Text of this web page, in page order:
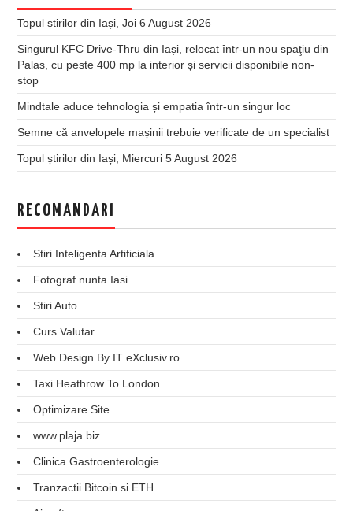
Topul știrilor din Iași, Joi 6 August 2026
Singurul KFC Drive-Thru din Iași, relocat într-un nou spaţiu din
Palas, cu peste 400 mp la interior și servicii disponibile non-
stop
Mindtale aduce tehnologia și empatia într-un singur loc
Semne că anvelopele mașinii trebuie verificate de un specialist
Topul știrilor din Iași, Miercuri 5 August 2026
RECOMANDARI
Stiri Inteligenta Artificiala
Fotograf nunta Iasi
Stiri Auto
Curs Valutar
Web Design By IT eXclusiv.ro
Taxi Heathrow To London
Optimizare Site
www.plaja.biz
Clinica Gastroenterologie
Tranzactii Bitcoin si ETH